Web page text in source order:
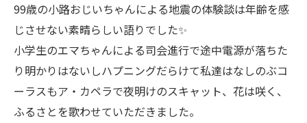
99歳の小路おじいちゃんによる地震の体験談は年齢を感
じさせない素晴らしい語りでした✨
小学生のエマちゃんによる司会進行で途中電源が落ちた
り明かりはないしハプニングだらけて私達はなしのぶコ
ーラスもア・カペラで夜明けのスキャット、花は咲く、
ふるさとを歌わせていただきました。